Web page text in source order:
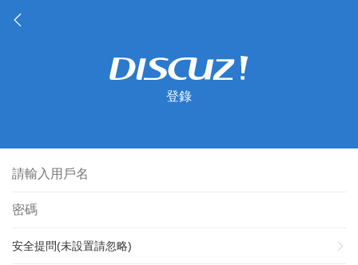
登錄
安全提問(未設置請忽略)